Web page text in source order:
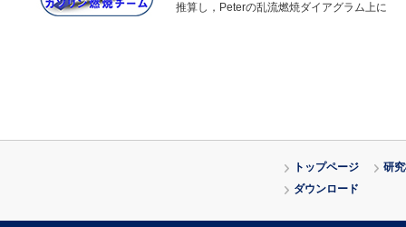
推算し，Peterの乱流燃焼ダイアグラム上に
トップページ
研
ダウンロード